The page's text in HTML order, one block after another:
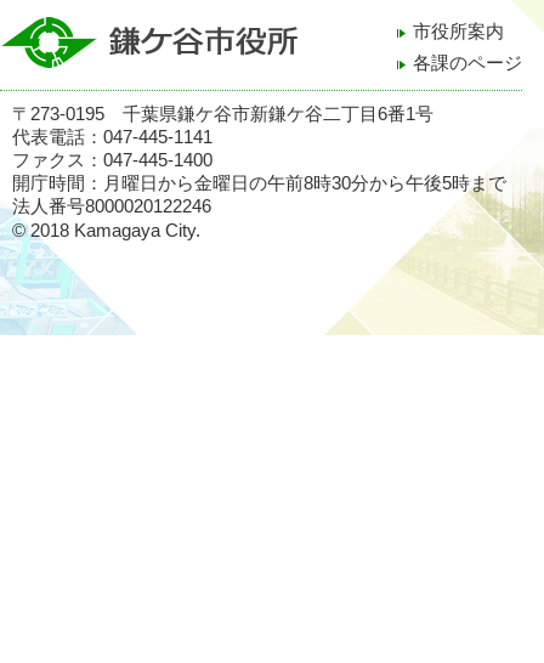
市役所案内
各課のページ
〒273-0195 千葉県鎌ケ谷市新鎌ケ谷二丁目6番1号
代表電話：047-445-1141
ファクス：047-445-1400
開庁時間：月曜日から金曜日の午前8時30分から午後5時まで
法人番号8000020122246
© 2018 Kamagaya City.